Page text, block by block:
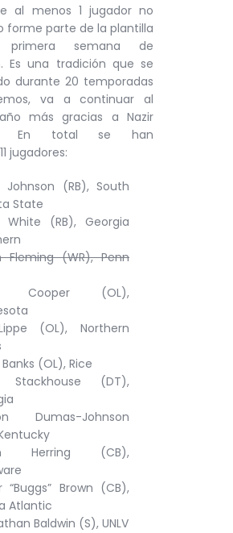
al menos 1 jugador no
forme parte de la plantilla
semana de
Es una tradición que se
durante 20 temporadas
va a continuar al
más gracias a Nazir
En total se han
jugadores:
Johnson (RB), South
State
White (RB), Georgia
Fleming (WR), Penn
Cooper (OL),
(OL), Northern
(OL), Rice
Stackhouse (DT),
Dumas-Johnson
Herring (CB),
“Buggs” Brown (CB),
Atlantic
Baldwin (S), UNLV